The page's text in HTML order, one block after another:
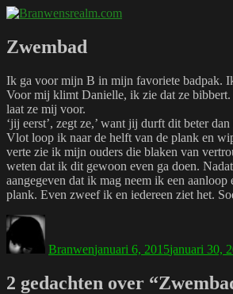
Naar
inhoud
springen
Zwembad
Ik ga voor mijn B in mijn favoriete badpak.
Voor mij klimt Danielle, ik zie dat ze bibbert.
laat ze mij voor.
‘jij eerst’, zegt ze,’ want jij durft dit beter dan
Vlot loop ik naar de helft van de plank en
verte zie ik mijn ouders die blaken van
weten dat ik dit gewoon even ga doen.
aangegeven dat ik mag neem ik een aanloop
plank. Even zweef ik en iedereen ziet het.
Auteur
Branwenjanuari 6, 2015januari 30,
2 gedachten over